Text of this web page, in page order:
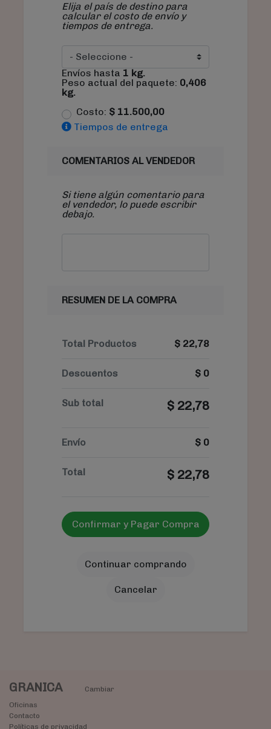
Elija el país de destino para
calcular el costo de envío y
tiempos de entrega.
Envíos hasta 1 kg.
Peso actual del paquete: 0,406
kg.
Costo: $ 11.500,00
Tiempos de entrega
COMENTARIOS AL VENDEDOR
Si tiene algún comentario para
el vendedor, lo puede escribir
debajo.
RESUMEN DE LA COMPRA
Total Productos $ 22,78
Descuentos $ 0
Sub total $ 22,78
Envío $ 0
Total $ 22,78
Confirmar y Pagar Compra
Continuar comprando
Cancelar
GRANICA
Cambiar
Oficinas
Contacto
Políticas de privacidad